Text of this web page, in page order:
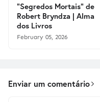
"Segredos Mortais" de
Robert Bryndza | Alma
dos Livros
February 05, 2026
Enviar um comentário